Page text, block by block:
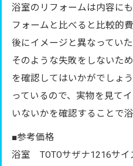
浴室のリフォームは内容に
フォームと比べると比較的
後にイメージと異なっていた
そのような失敗をしないた
を確認してはいかがでしょ
っているので、実物を見て
いないかを確認することで
■参考価格
浴室 TOTOサザナ1216サイ